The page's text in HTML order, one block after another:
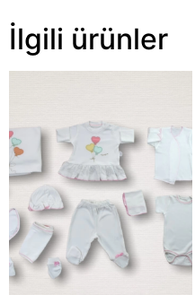
İlgili ürünler